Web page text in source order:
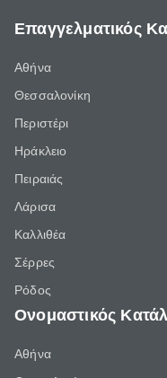
Επαγγελματικός
Αθήνα
Θεσσαλονίκη
Περιστέρι
Ηράκλειο
Πειραιάς
Λάρισα
Καλλιθέα
Σέρρες
Ρόδος
Ονομαστικός
Αθήνα